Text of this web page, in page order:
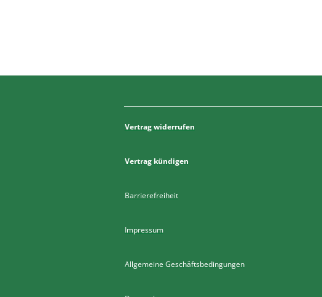
Vertrag widerrufen
Vertrag kündigen
Barrierefreiheit
Impressum
Allgemeine Geschäftsbedingungen